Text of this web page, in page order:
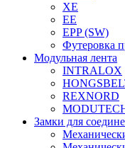
XE
EE
EPP (SW)
Футеровка
Модульная лента
INTRALOX
REXNORD
Замки для